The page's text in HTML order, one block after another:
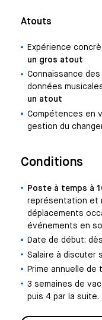
Atouts
Expérience
un gros atout
Connaissance
données
un atout
Compétences en
gestion du
Conditions
Poste à temps à
représentation et
déplacements
événements en
Date de début:
Salaire à discuter
Prime annuelle
3 semaines de
puis 4 par la suite.